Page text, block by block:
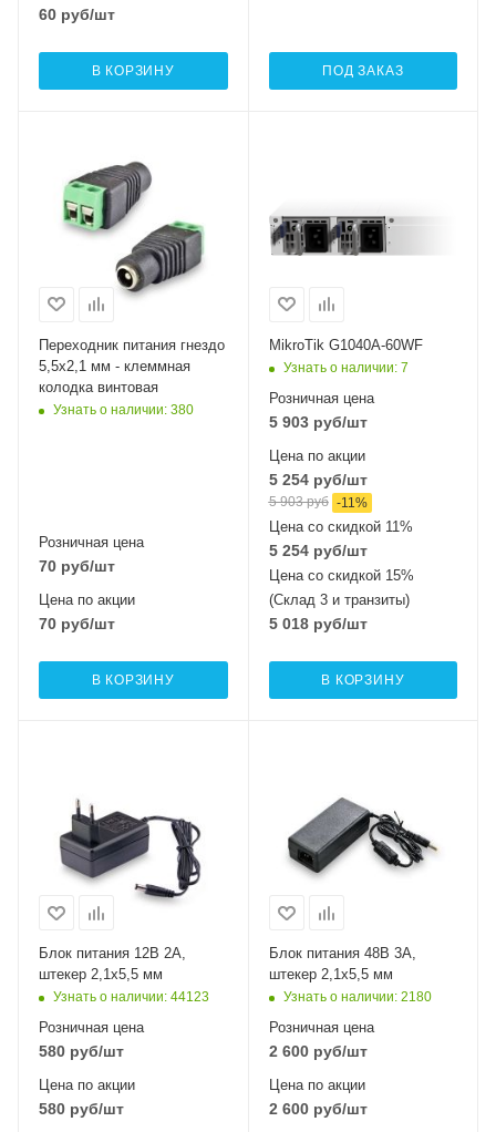
60 руб/шт
В КОРЗИНУ ПОД ЗАКАЗ
Переходник питания гнездо
5,5х2,1 мм - клеммная
колодка винтовая
Узнать о наличии: 380
Розничная цена
70 руб/шт
Цена по акции
70 руб/шт
В КОРЗИНУ
MikroTik G1040A-60WF
Узнать о наличии: 7
Розничная цена
5 903руб/шт
Цена по акции
5 254руб/шт
5 903руб -11 %
Цена со скидкой 11%
5 254руб/шт
Цена со скидкой 15%
(Склад 3 и транзиты)
5 018руб/шт
В КОРЗИНУ
Блок питания 12В 2А,
штекер 2,1х5,5 мм
Узнать о наличии: 44123
Розничная цена
580 руб/шт
Цена по акции
580 руб/шт
Блок питания 48В 3А,
штекер 2,1х5,5 мм
Узнать о наличии: 2180
Розничная цена
2 600руб/шт
Цена по акции
2 600руб/шт